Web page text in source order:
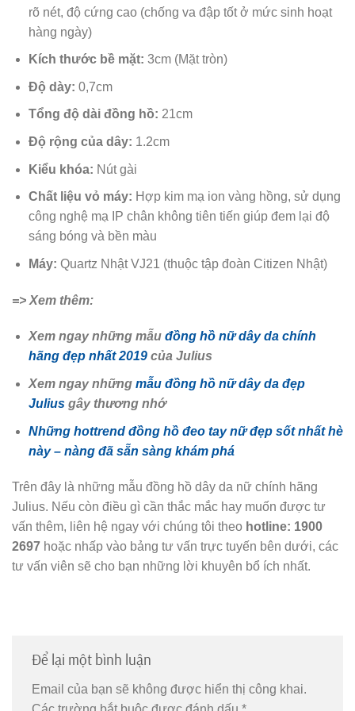
rõ nét, độ cứng cao (chống va đập tốt ở mức sinh hoạt
hàng ngày)
Kích thước bề mặt: 3cm (Mặt tròn)
Độ dày: 0,7cm
Tổng độ dài đồng hồ: 21cm
Độ rộng của dây: 1.2cm
Kiểu khóa: Nút gài
Chất liệu vỏ máy: Hợp kim mạ ion vàng hồng, sử dụng
công nghệ mạ IP chân không tiên tiến giúp đem lại độ
sáng bóng và bền màu
Máy: Quartz Nhật VJ21 (thuộc tập đoàn Citizen Nhật)
=> Xem thêm:
Xem ngay những mẫu đồng hồ nữ dây da chính
hãng đẹp nhất 2019của Julius
Xem ngay những mẫu đồng hồ nữ dây da đẹp
Juliusgây thương nhớ
Những hottrend đồng hồ đeo tay nữ đẹp sốt nhất hè
này – nàng đã sẵn sàng khám phá
Trên đây là những mẫu đồng hồ dây da nữ chính hãng
Julius. Nếu còn điều gì cần thắc mắc hay muốn được tư
vấn thêm, liên hệ ngay với chúng tôi theo hotline: 1900
2697 hoặc nhấp vào bảng tư vấn trực tuyến bên dưới, các
tư vấn viên sẽ cho bạn những lời khuyên bổ ích nhất.
Để lại một bình luận
Email của bạn sẽ không được hiển thị công khai.